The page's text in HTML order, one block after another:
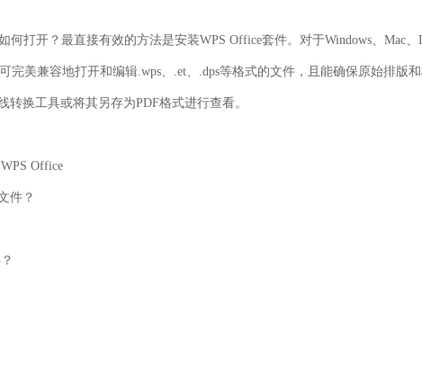
何打开？最直接有效的方法是安装WPS Office套件。对于Windows、Mac
完美兼容地打开和编辑.wps、.et、.dps等格式的文件，且能确保原始排版
换工具或将其另存为PDF格式进行查看。
Office
件？